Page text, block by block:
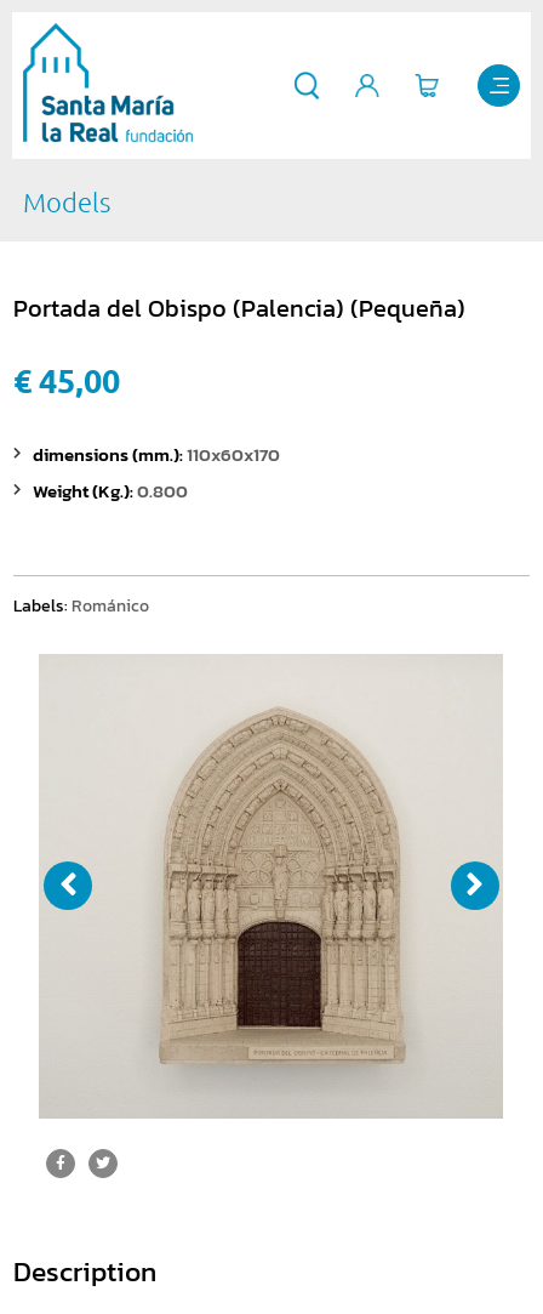
Models
Portada del Obispo (Palencia) (Pequeña)
€ 45,00
dimensions (mm.):110x60x170
Weight (Kg.):0.800
Labels: Románico
Description